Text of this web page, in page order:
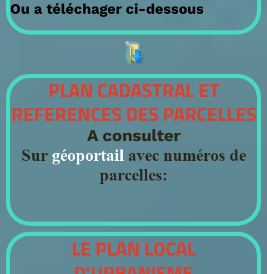
Ou a téléchager ci-dessous
PLAN CADASTRAL ET
REFERENCES DES PARCELLES
A consulter
Sur géoportail avec numéros de
parcelles:
LE PLAN LOCAL